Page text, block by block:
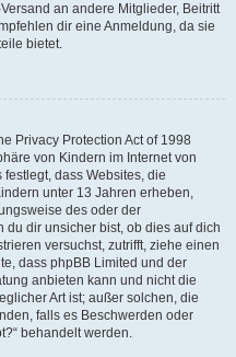
an andere Mitglieder, Beitritt
dir eine Anmeldung, da sie
bietet.
Privacy Protection Act of 1998
von Kindern im Internet von
dass Websites, die
unter 13 Jahren erheben,
des oder der
du dir unsicher bist, ob dies auf dich
versuchst, zutrifft, ziehe einen
dass phpBB Limited und der
anbieten kann und nicht die
Art ist; außer solchen, die
falls es Beschwerden oder
behandelt werden.